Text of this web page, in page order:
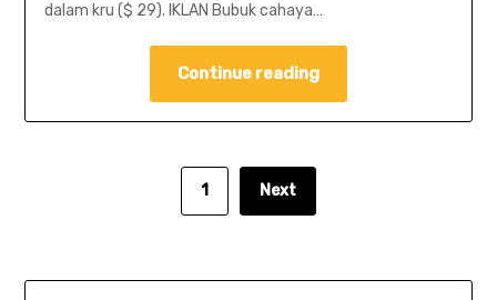
dalam kru ($ 29). IKLAN Bubuk cahaya…
Continue reading
1 Next